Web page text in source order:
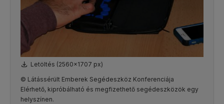
Letöltés (2560x1707 px)
© Látássérült Emberek Segédeszköz Konferenciája
Elérhető, kipróbálható és megfizethető segédeszközök egy
helyszínen.